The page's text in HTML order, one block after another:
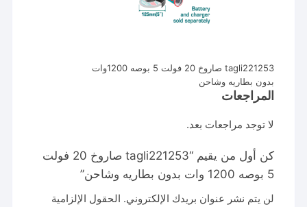
tagli221253 صاروخ 20 فولت 5 بوصه 1200وات
بدون بطاريه وشاحن
المراجعات
لا توجد مراجعات بعد.
كن أول من يقيم “tagli221253 صاروخ 20 فولت
5 بوصه 1200 وات بدون بطاريه وشاحن”
لن يتم نشر عنوان بريدك الإلكتروني. الحقول الإلزامية